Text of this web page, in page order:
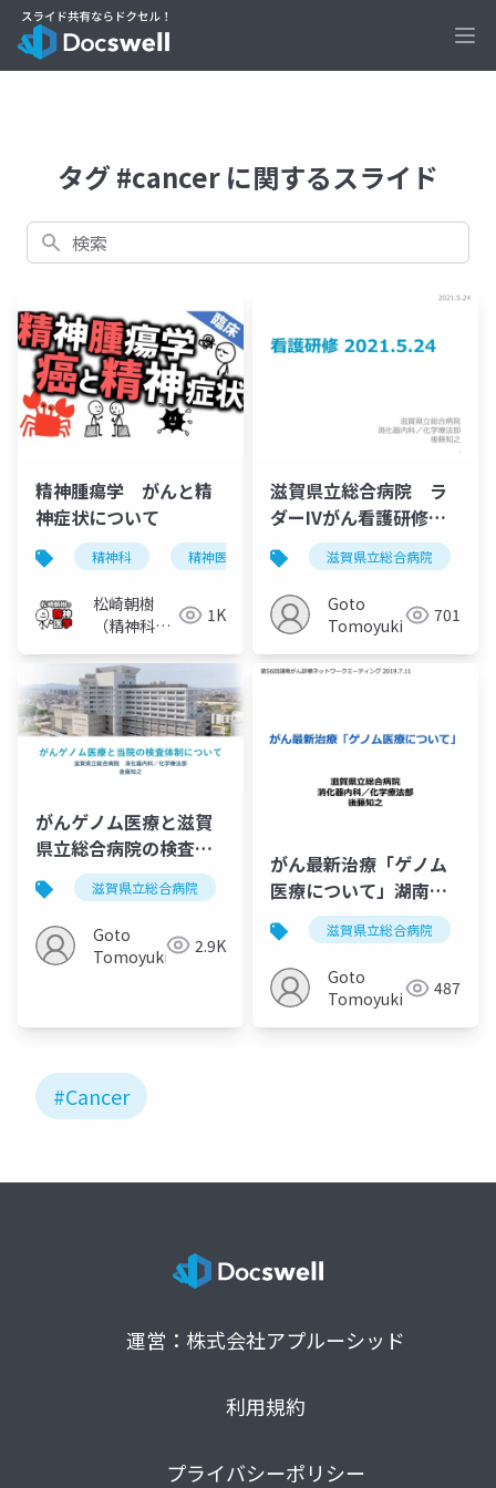
タグ #cancer に関するスライド
検索
精神腫瘍学 がんと精
神症状について
精神科 精神医学 うつ病 精神腫瘍学
松崎朝樹
（精神科
1K
滋賀県立総合病院 ラ
ダーIVがん看護研修
20210524滋賀県立総合病院
Goto
Tomoyuki
701
がんゲノム医療と滋賀
県立総合病院の検査体
制について滋賀県立総合病院 がんゲノム医療 がん遺伝子パ
Goto
Tomoyuki
2.9K
がん最新治療「ゲノム
医療について」湖南が
ん診療ネットワーク
20190711
滋賀県立総合病院
Goto
Tomoyuki
487
#Cancer
運営：株式会社アプルーシッド
利用規約
プライバシーポリシー